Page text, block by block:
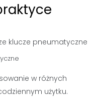
w różnych
użytku.